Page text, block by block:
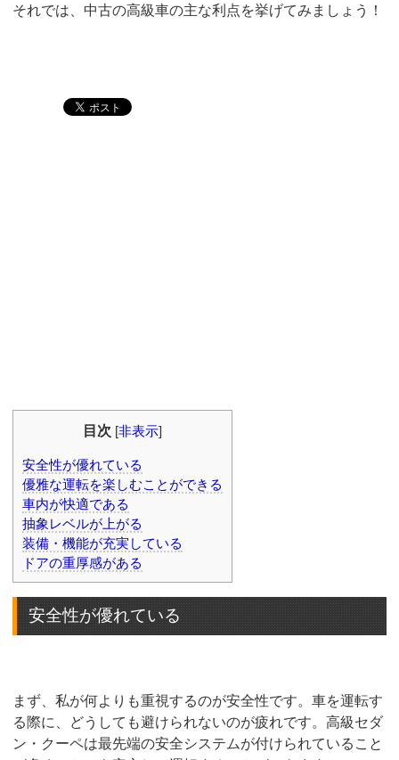
それでは、中古の高級車の主な利点を挙げてみましょう！
目次 [非表示]
安全性が優れている
優雅な運転を楽しむことができる
車内が快適である
抽象レベルが上がる
装備・機能が充実している
ドアの重厚感がある
安全性が優れている
まず、私が何よりも重視するのが安全性です。車を運転す
る際に、どうしても避けられないのが疲れです。高級セダ
ン・クーペは最先端の安全システムが付けられていること